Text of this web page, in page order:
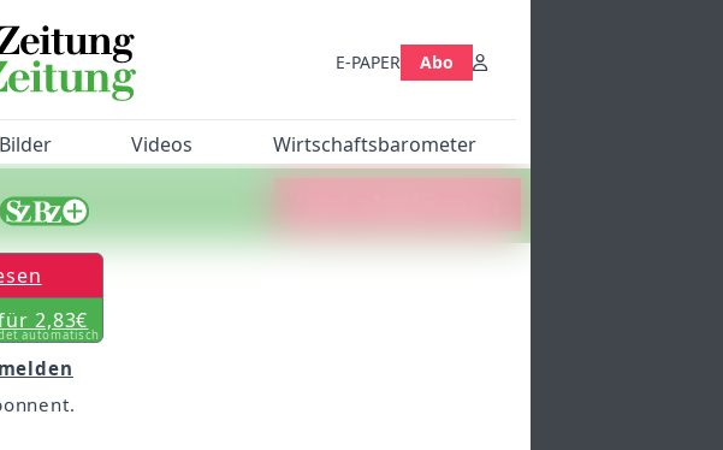
E-PAPER Abo
Bilder Videos Wirtschaftsbarometer
2,83€
automatisch